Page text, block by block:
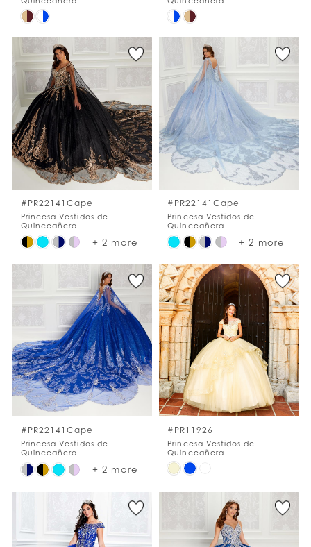
Skip
List
#2c51fdaa6b
to
end
Skip
#3e4b8ed46c
to
end
#PR22141Cape
Princesa Vestidos de
Quinceañera
Skip
#fd4decdf38
+ 2 more
#PR22141Cape
Princesa Vestidos de
Quinceañera
Skip
List
#765cec07b9
to
end
+ 2 more
#PR22141Cape
Princesa Vestidos de
Quinceañera
Skip
#1f87341562
to
+ 2 more
#PR11926
Princesa Vestidos de
Quinceañera
Skip
#70c16ef3ce